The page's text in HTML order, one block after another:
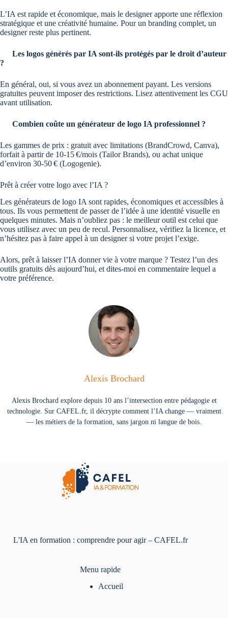
L’IA est rapide et économique, mais le designer apporte une réflexion
stratégique et une créativité humaine. Pour un branding complet, un
designer reste plus pertinent.
Les logos générés par IA sont-ils protégés par le droit d’auteur
?
En général, oui, si vous avez un abonnement payant. Les versions
gratuites peuvent imposer des restrictions. Lisez attentivement les CGU
avant utilisation.
Combien coûte un générateur de logo IA professionnel ?
Les gammes de prix : gratuit avec limitations (BrandCrowd, Canva),
forfait à partir de 10-15 €/mois (Tailor Brands), ou achat unique
d’environ 30-50 € (Logogenie).
Prêt à créer votre logo avec l’IA ?
Les générateurs de logo IA sont rapides, économiques et accessibles à
tous. Ils vous permettent de passer de l’idée à une identité visuelle en
quelques minutes. Mais n’oubliez pas : le meilleur outil est celui que
vous utilisez avec un peu de recul. Personnalisez, vérifiez la licence, et
n’hésitez pas à faire appel à un designer si votre projet l’exige.
Alors, prêt à laisser l’IA donner vie à votre marque ? Testez l’un des
outils gratuits dès aujourd’hui, et dites-moi en commentaire lequel a
votre préférence.
Alexis Brochard
Alexis Brochard explore depuis 10 ans l’intersection entre pédagogie et
technologie. Sur CAFEL.fr, il décrypte comment l’IA change — vraiment
— les métiers de la formation, sans jargon ni langue de bois.
L'IA en formation : comprendre pour agir – CAFEL.fr
Menu rapide
Accueil